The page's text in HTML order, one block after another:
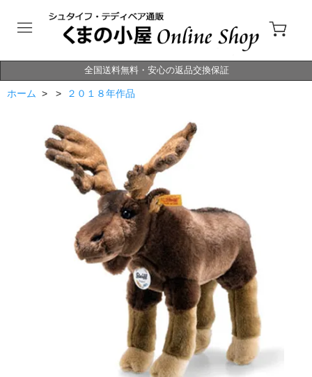
全国送料無料・安心の返品交換保証
ホーム > > ２０１８年作品